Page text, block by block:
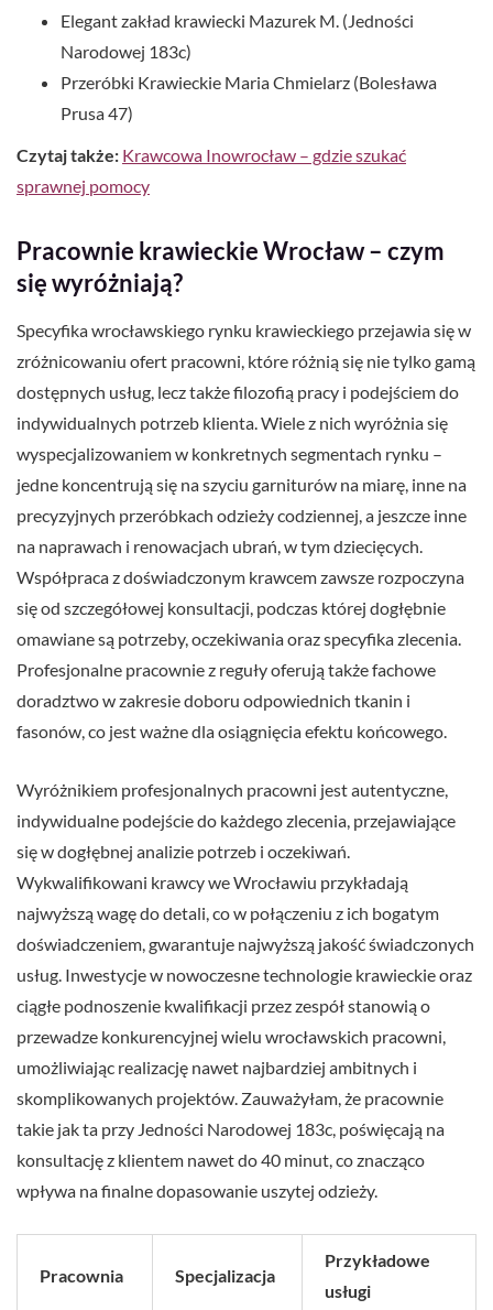
Elegant zakład krawiecki Mazurek M. (Jedności
Narodowej 183c)
Przeróbki Krawieckie Maria Chmielarz (Bolesława
Prusa 47)
Czytaj także: Krawcowa Inowrocław – gdzie szukać
sprawnej pomocy
Pracownie krawieckie Wrocław – czym
się wyróżniają?
Specyfika wrocławskiego rynku krawieckiego przejawia się w
zróżnicowaniu ofert pracowni, które różnią się nie tylko gamą
dostępnych usług, lecz także filozofią pracy i podejściem do
indywidualnych potrzeb klienta. Wiele z nich wyróżnia się
wyspecjalizowaniem w konkretnych segmentach rynku –
jedne koncentrują się na szyciu garniturów na miarę, inne na
precyzyjnych przeróbkach odzieży codziennej, a jeszcze inne
na naprawach i renowacjach ubrań, w tym dziecięcych.
Współpraca z doświadczonym krawcem zawsze rozpoczyna
się od szczegółowej konsultacji, podczas której dogłębnie
omawiane są potrzeby, oczekiwania oraz specyfika zlecenia.
Profesjonalne pracownie z reguły oferują także fachowe
doradztwo w zakresie doboru odpowiednich tkanin i
fasonów, co jest ważne dla osiągnięcia efektu końcowego.
Wyróżnikiem profesjonalnych pracowni jest autentyczne,
indywidualne podejście do każdego zlecenia, przejawiające
się w dogłębnej analizie potrzeb i oczekiwań.
Wykwalifikowani krawcy we Wrocławiu przykładają
najwyższą wagę do detali, co w połączeniu z ich bogatym
doświadczeniem, gwarantuje najwyższą jakość świadczonych
usług. Inwestycje w nowoczesne technologie krawieckie oraz
ciągłe podnoszenie kwalifikacji przez zespół stanowią o
przewadze konkurencyjnej wielu wrocławskich pracowni,
umożliwiając realizację nawet najbardziej ambitnych i
skomplikowanych projektów. Zauważyłam, że pracownie
takie jak ta przy Jedności Narodowej 183c, poświęcają na
konsultację z klientem nawet do 40 minut, co znacząco
wpływa na finalne dopasowanie uszytej odzieży.
Pracownia Specjalizacja
Przykładowe
usługi